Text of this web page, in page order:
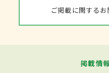
ご掲載に関する
掲載情